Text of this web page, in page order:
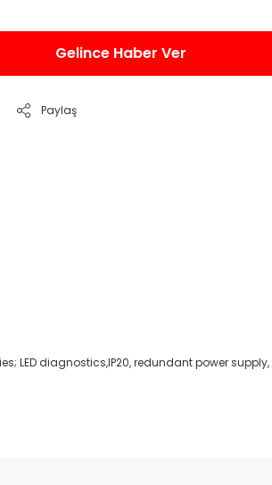
Gelince Haber Ver
Paylaş
LED diagnostics,IP20, redundant power